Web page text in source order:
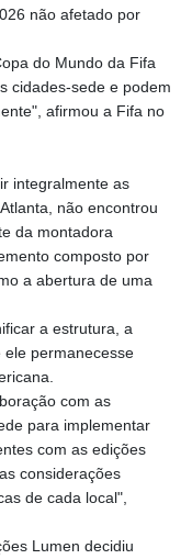
não afetado por
do Mundo da Fifa
cidades-sede e podem
afirmou a Fifa no
integralmente as
não encontrou
da montadora
composto por
a abertura de uma
a estrutura, a
permanecesse
com as
para implementar
com as edições
considerações
de cada local",
Lumen decidiu